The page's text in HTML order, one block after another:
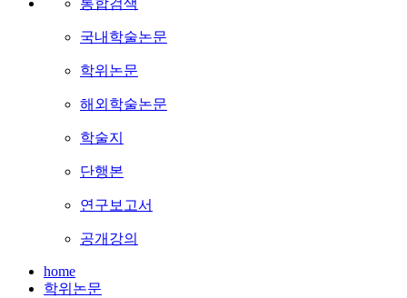
통합검색
국내학술논문
학위논문
해외학술논문
학술지
단행본
연구보고서
공개강의
home
학위논문